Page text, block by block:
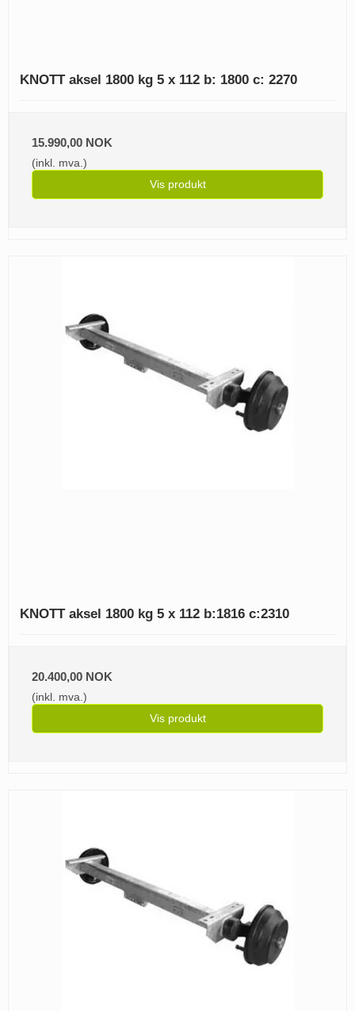
KNOTT aksel 1800 kg 5 x 112 b: 1800 c: 2270
15.990,00 NOK
(inkl. mva.)
Vis produkt
KNOTT aksel 1800 kg 5 x 112 b:1816 c:2310
20.400,00 NOK
(inkl. mva.)
Vis produkt